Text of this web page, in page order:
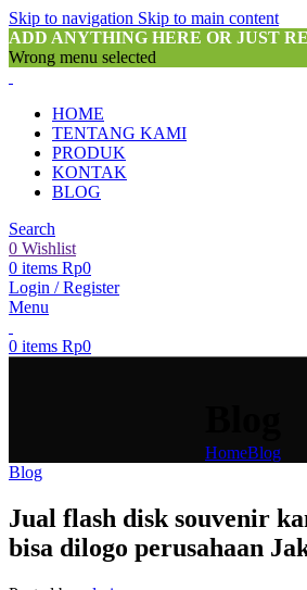
Skip to navigation Skip to main content
ADD ANYTHING HERE OR JUST
Wrong menu selected
HOME
TENTANG KAMI
PRODUK
KONTAK
BLOG
Search
0 Wishlist
0 items Rp0
Login / Register
Menu
0 items Rp0
HomeBlog
Blog
Jual flash disk souvenir
bisa dilogo perusahaan